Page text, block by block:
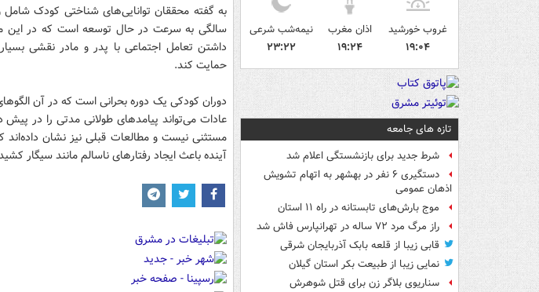
غروب خورشید
۱۹:۰۴
اذان مغرب
۱۹:۲۴
نیمه‌شب شرعی
۲۳:۲۲
تازه های جامعه
شرط جدید برای بازنشستگی اعلام شد
دستگیری ۶ نفر در بهشهر به اتهام تشویش
اذهان عمومی
موج بارش‌های تابستانه در راه ۱۱ استان
راز مرگ مرد ۷۲ ساله در تهرانپارس فاش شد
قابی زیبا از قلعه بابک آذربایجان شرقی
نمایی زیبا از طبیعت بکر استان گیلان
سناریوی بلاگر زن برای قتل شوهرش
سالگی به سرعت در حال توسعه است که در این
داشتن تعامل اجتماعی با پدر و مادر نقشی
حمایت کند.
دوران کودکی یک دوره بحرانی است که در آن
عادات می‌تواند پیامدهای طولانی مدتی را در پیش
مستثنی نیست و مطالعات قبلی نیز نشان
آینده باعث ایجاد رفتارهای ناسالم مانند سیگار